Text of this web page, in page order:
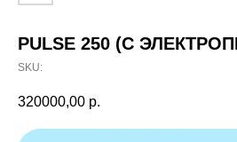
PULSE 250 (С
SKU:
320000,00 р.